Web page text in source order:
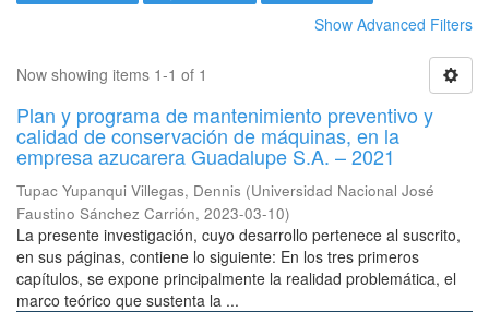
Show Advanced Filters
Now showing items 1-1 of 1
Plan y programa de mantenimiento preventivo y
calidad de conservación de máquinas, en la
empresa azucarera Guadalupe S.A. – 2021
Tupac Yupanqui Villegas, Dennis (Universidad Nacional José
Faustino Sánchez Carrión, 2023-03-10)
La presente investigación, cuyo desarrollo pertenece al suscrito,
en sus páginas, contiene lo siguiente: En los tres primeros
capítulos, se expone principalmente la realidad problemática, el
marco teórico que sustenta la ...